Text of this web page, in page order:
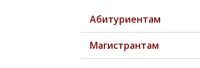
Абитуриентам
Магистрантам